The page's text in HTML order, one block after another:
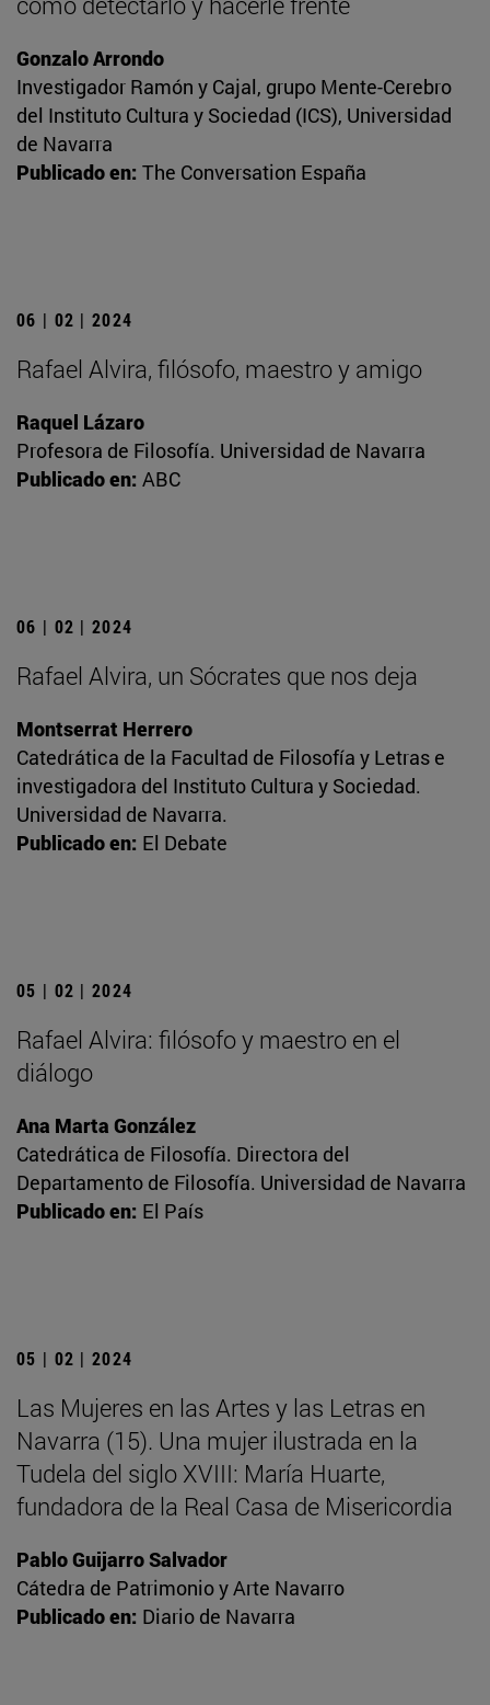
Gonzalo Arrondo
Investigador Ramón y Cajal, grupo Mente-Cerebro
del Instituto Cultura y Sociedad (ICS), Universidad
de Navarra
Publicado en: The Conversation España
06 | 02 | 2024
Rafael Alvira, filósofo, maestro y amigo
Raquel Lázaro
Profesora de Filosofía. Universidad de Navarra
Publicado en: ABC
06 | 02 | 2024
Rafael Alvira, un Sócrates que nos deja
Montserrat Herrero
Catedrática de la Facultad de Filosofía y Letras e
investigadora del Instituto Cultura y Sociedad.
Universidad de Navarra.
Publicado en: El Debate
05 | 02 | 2024
Rafael Alvira: filósofo y maestro en el
diálogo
Ana Marta González
Catedrática de Filosofía. Directora del
Departamento de Filosofía. Universidad de Navarra
Publicado en: El País
05 | 02 | 2024
Las Mujeres en las Artes y las Letras en
Navarra (15). Una mujer ilustrada en la
Tudela del siglo XVIII: María Huarte,
fundadora de la Real Casa de Misericordia
Pablo Guijarro Salvador
Cátedra de Patrimonio y Arte Navarro
Publicado en: Diario de Navarra